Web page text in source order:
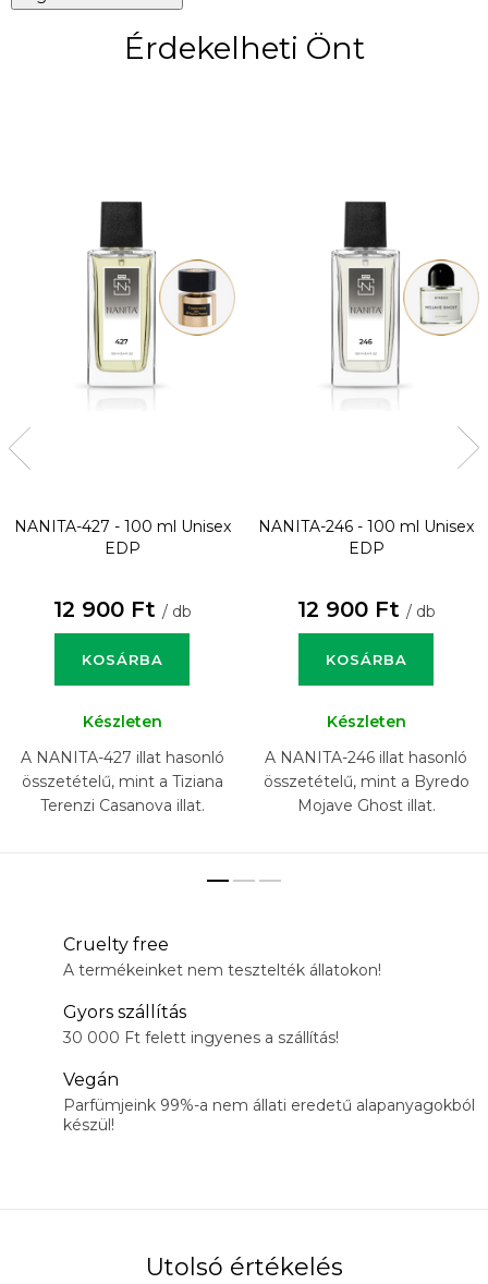
Érdekelheti Önt
NANITA-427 - 100 ml Unisex
EDP
12 900 Ft / db
KOSÁRBA
Készleten
A NANITA-427 illat hasonló
összetételű, mint a Tiziana
Terenzi Casanova illat.
NANITA-246 - 100 ml Unisex
EDP
12 900 Ft / db
KOSÁRBA
Készleten
A NANITA-246 illat hasonló
összetételű, mint a Byredo
Mojave Ghost illat.
Cruelty free
A termékeinket nem tesztelték állatokon!
Gyors szállítás
30 000 Ft felett ingyenes a szállítás!
Vegán
Parfümjeink 99%-a nem állati eredetű alapanyagokból
készül!
Utolsó értékelés